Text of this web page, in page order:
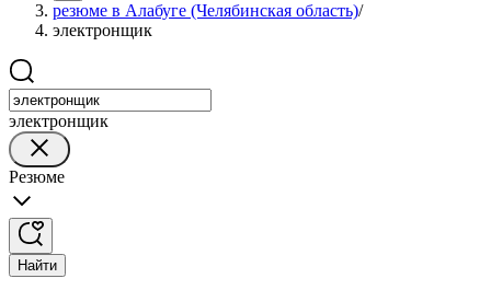
резюме в Алабуге (Челябинская область)/
электронщик
электронщик
Резюме
Найти